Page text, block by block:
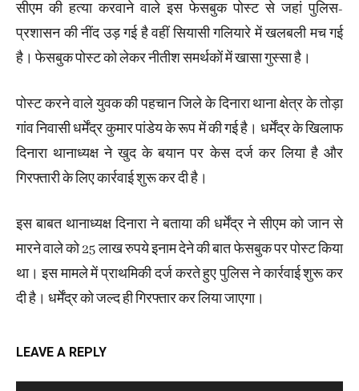
सीएम की हत्या करवाने वाले इस फेसबुक पोस्ट से जहां पुलिस-
प्रशासन की नींद उड़ गई है वहीं सियासी गलियारे में खलबली मच गई
है। फेसबुक पोस्ट को लेकर नीतीश समर्थकों में खासा गुस्सा है।
पोस्ट करने वाले युवक की पहचान जिले के दिनारा थाना क्षेत्र के तोड़ा
गांव निवासी धर्मेंद्र कुमार पांडेय के रूप में की गई है। धर्मेंद्र के खिलाफ
दिनारा थानाध्यक्ष ने खुद के बयान पर केस दर्ज कर लिया है और
गिरफ्तारी के लिए कार्रवाई शुरू कर दी है।
इस बाबत थानाध्यक्ष दिनारा ने बताया की धर्मेंद्र ने सीएम को जान से
मारने वाले को 25 लाख रुपये इनाम देने की बात फेसबुक पर पोस्ट किया
था। इस मामले में प्राथमिकी दर्ज करते हुए पुलिस ने कार्रवाई शुरू कर
दी है। धर्मेंद्र को जल्द ही गिरफ्तार कर लिया जाएगा।
LEAVE A REPLY